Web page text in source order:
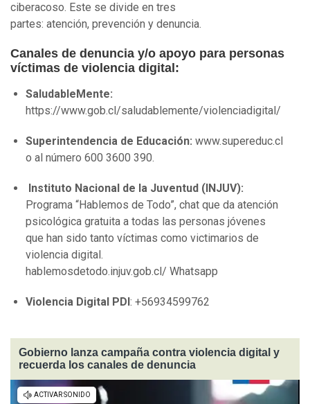
ciberacoso. Este se divide en tres
partes: atención, prevención y denuncia.
Canales de denuncia y/o apoyo para personas
víctimas de violencia digital:
SaludableMente:
https://www.gob.cl/saludablemente/violenciadigital/
Superintendencia de Educación: www.supereduc.cl
o al número 600 3600 390.
Instituto Nacional de la Juventud (INJUV):
Programa “Hablemos de Todo”, chat que da atención
psicológica gratuita a todas las personas jóvenes
que han sido tanto víctimas como victimarios de
violencia digital.
hablemosdetodo.injuv.gob.cl/ Whatsapp
Violencia Digital PDI : +56934599762
Gobierno lanza campaña contra violencia digital y
recuerda los canales de denuncia